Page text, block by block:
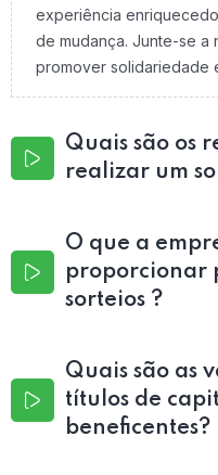
experiência
de mudança. Junte-se a
promover solidariedade
Quais são os
realizar um
O que a
proporcionar
sorteios ?
Quais são as
títulos de
beneficentes?